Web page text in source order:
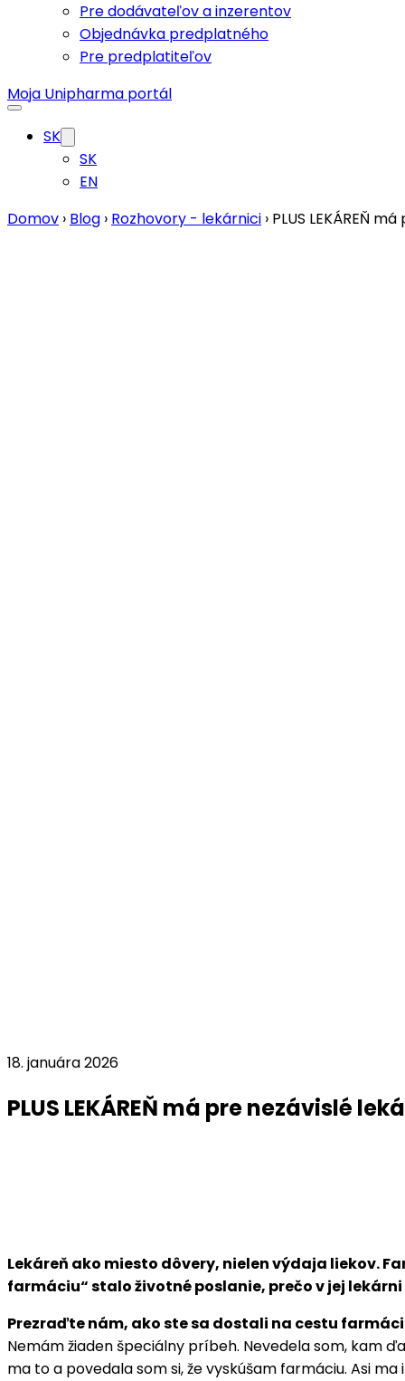
Pre dodávateľov a inzerentov
Objednávka predplatného
Pre predplatiteľov
Moja Unipharma portál
SK
SK
EN
Domov › Blog › Rozhovory - lekárnici › PLUS LEKÁREŇ
18. januára 2026
PLUS LEKÁREŇ má pre nezávislé
Lekáreň ako miesto dôvery, nielen výdaja liekov.
farmáciu“ stalo životné poslanie, prečo v jej
Prezraďte nám, ako ste sa dostali na cestu
Nemám žiaden špeciálny príbeh. Nevedela som, kam
ma to a povedala som si, že vyskúšam farmáciu. Asi